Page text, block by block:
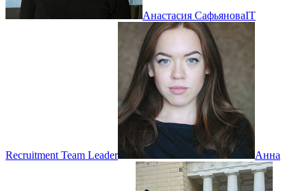
Анастасия СафьяноваIT
Recruitment Team Leader Анна